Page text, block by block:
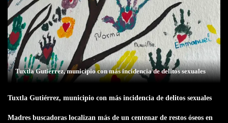
Tuxtla Gutiérrez, municipio con más incidencia de delitos sexuales
Tuxtla Gutiérrez, municipio con más incidencia de delitos sexuales
Madres buscadoras localizan más de un centenar de restos óseos en